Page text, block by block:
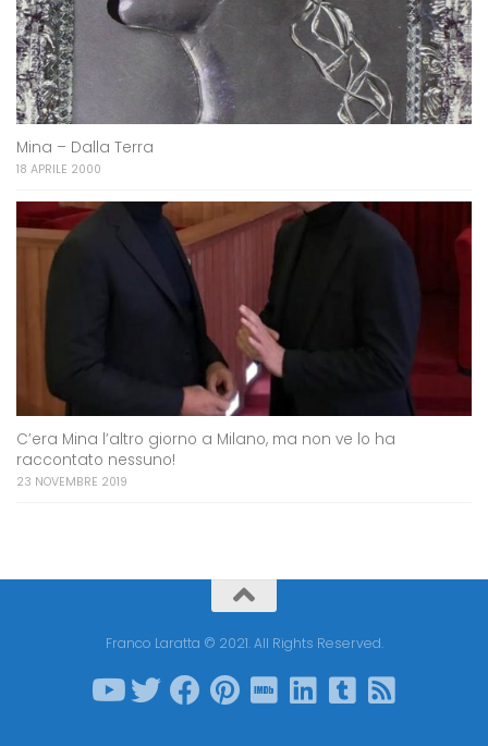
Mina – Dalla Terra
18 APRILE 2000
C’era Mina l’altro giorno a Milano, ma non ve lo ha
raccontato nessuno!
23 NOVEMBRE 2019
Franco Laratta © 2021. All Rights Reserved.